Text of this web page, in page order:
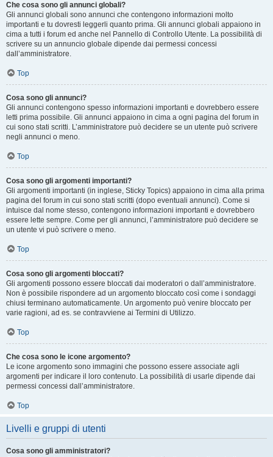
Che cosa sono gli annunci globali?
Gli annunci globali sono annunci che contengono informazioni molto
importanti e tu dovresti leggerli quanto prima. Gli annunci globali appaiono in
cima a tutti i forum ed anche nel Pannello di Controllo Utente. La possibilità di
scrivere su un annuncio globale dipende dai permessi concessi
dall’amministratore.
Top
Cosa sono gli annunci?
Gli annunci contengono spesso informazioni importanti e dovrebbero essere
letti prima possibile. Gli annunci appaiono in cima a ogni pagina del forum in
cui sono stati scritti. L’amministratore può decidere se un utente può scrivere
negli annunci o meno.
Top
Cosa sono gli argomenti importanti?
Gli argomenti importanti (in inglese, Sticky Topics) appaiono in cima alla prima
pagina del forum in cui sono stati scritti (dopo eventuali annunci). Come si
intuisce dal nome stesso, contengono informazioni importanti e dovrebbero
essere lette sempre. Come per gli annunci, l’amministratore può decidere se
un utente vi può scrivere o meno.
Top
Cosa sono gli argomenti bloccati?
Gli argomenti possono essere bloccati dai moderatori o dall’amministratore.
Non è possibile rispondere ad un argomento bloccato così come i sondaggi
chiusi terminano automaticamente. Un argomento può venire bloccato per
varie ragioni, ad es. se contravviene ai Termini di Utilizzo.
Top
Che cosa sono le icone argomento?
Le icone argomento sono immagini che possono essere associate agli
argomenti per indicare il loro contenuto. La possibilità di usarle dipende dai
permessi concessi dall’amministratore.
Top
Livelli e gruppi di utenti
Cosa sono gli amministratori?